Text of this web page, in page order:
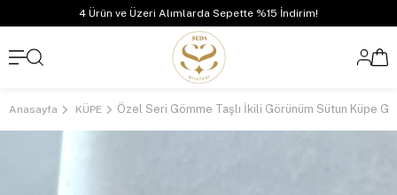
4 Ürün ve Üzeri Alımlarda Sepette %15 İndirim!
Anasayfa KÜPE Özel Seri Gömme Taşlı İkili Görünüm Sütun Küpe